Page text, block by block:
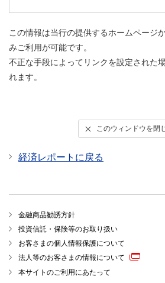
この情報は当行の提供するホームページ
みご利用が可能です。
不正な手段によってリンクを設定された
れます。
このウィンドウを閉
経済レポートに戻る
金融商品勧誘方針
投資信託・保険等のお取り扱い
お客さまの個人情報保護について
法人等のお客さまの情報について
本サイトのご利用にあたって